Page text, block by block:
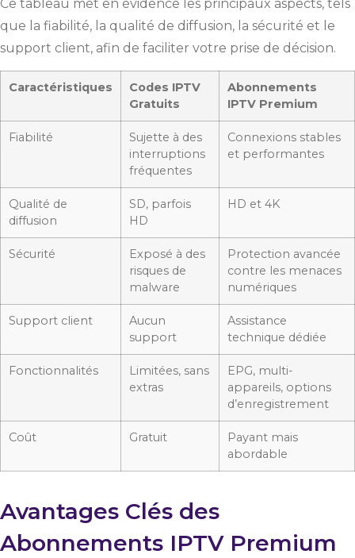
Ce tableau met en évidence les principaux aspects, tels
que la fiabilité, la qualité de diffusion, la sécurité et le
support client, afin de faciliter votre prise de décision.
Caractéristiques
Codes IPTV
Gratuits
Abonnements
IPTV Premium
Fiabilité
Sujette à des
interruptions
fréquentes
Connexions stables
et performantes
Qualité de
diffusion
SD, parfois
HD
HD et 4K
Sécurité
Exposé à des
risques de
malware
Protection avancée
contre les menaces
numériques
Support client
Aucun
support
Assistance
technique dédiée
Fonctionnalités
Limitées, sans
extras
EPG, multi-
appareils, options
d’enregistrement
Coût Gratuit
Payant mais
abordable
Avantages Clés des
Abonnements IPTV Premium